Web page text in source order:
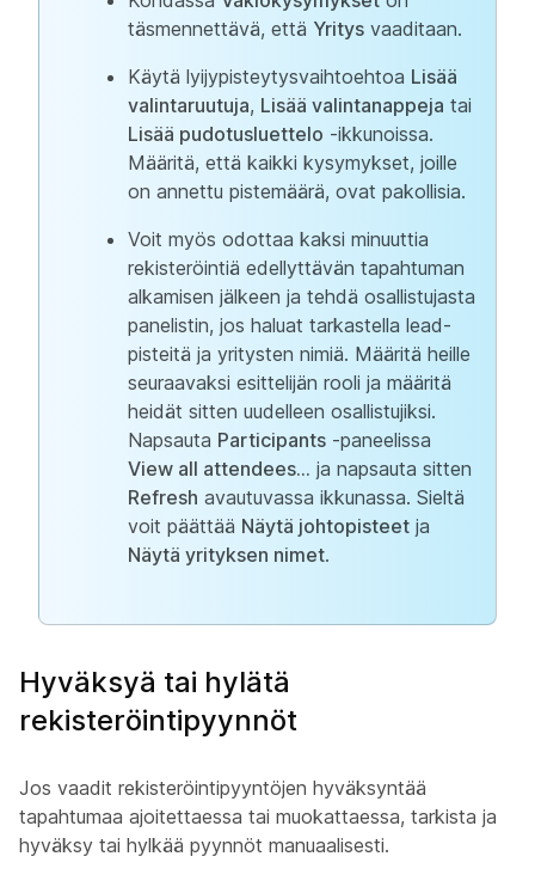
täsmennettävä, että Yritys vaaditaan.
Käytä lyijypisteytysvaihtoehtoa Lisää
valintaruutuja, Lisää valintanappeja tai
Lisää pudotusluettelo -ikkunoissa.
Määritä, että kaikki kysymykset, joille
on annettu pistemäärä, ovat pakollisia.
Voit myös odottaa kaksi minuuttia
rekisteröintiä edellyttävän tapahtuman
alkamisen jälkeen ja tehdä osallistujasta
panelistin, jos haluat tarkastella lead-
pisteitä ja yritysten nimiä. Määritä heille
seuraavaksi esittelijän rooli ja määritä
heidät sitten uudelleen osallistujiksi.
Napsauta Participants -paneelissa
View all attendees... ja napsauta sitten
Refresh avautuvassa ikkunassa. Sieltä
voit päättää Näytä johtopisteet ja
Näytä yrityksen nimet.
Hyväksyä tai hylätä
rekisteröintipyynnöt
Jos vaadit rekisteröintipyyntöjen hyväksyntää
tapahtumaa ajoitettaessa tai muokattaessa, tarkista ja
hyväksy tai hylkää pyynnöt manuaalisesti.